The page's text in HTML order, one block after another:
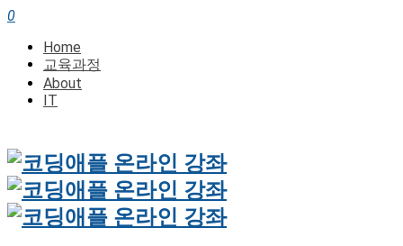
0
Home
교육과정
About
IT